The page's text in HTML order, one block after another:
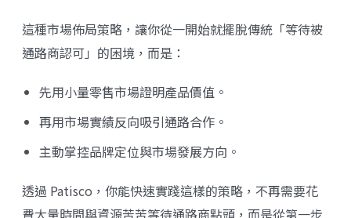
這種市場佈局策略，讓你從一開始就擺脫傳統「等待被
通路商認可」的困境，而是：
先用小量零售市場證明產品價值。
再用市場實績反向吸引通路合作。
主動掌控品牌定位與市場發展方向。
透過 Patisco，你能快速實踐這樣的策略，不再需要花
費大量時間與資源苦苦等待通路商點頭，而是從第一步